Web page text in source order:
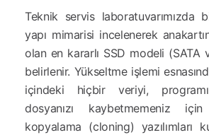
Teknik servis laboratuvarımızda
yapı mimarisi incelenerek
olan en kararlı SSD modeli (SATA
belirlenir. Yükseltme işlemi
içindeki hiçbir veriyi,
dosyanızı kaybetmemeniz
kopyalama (cloning) yazılımları